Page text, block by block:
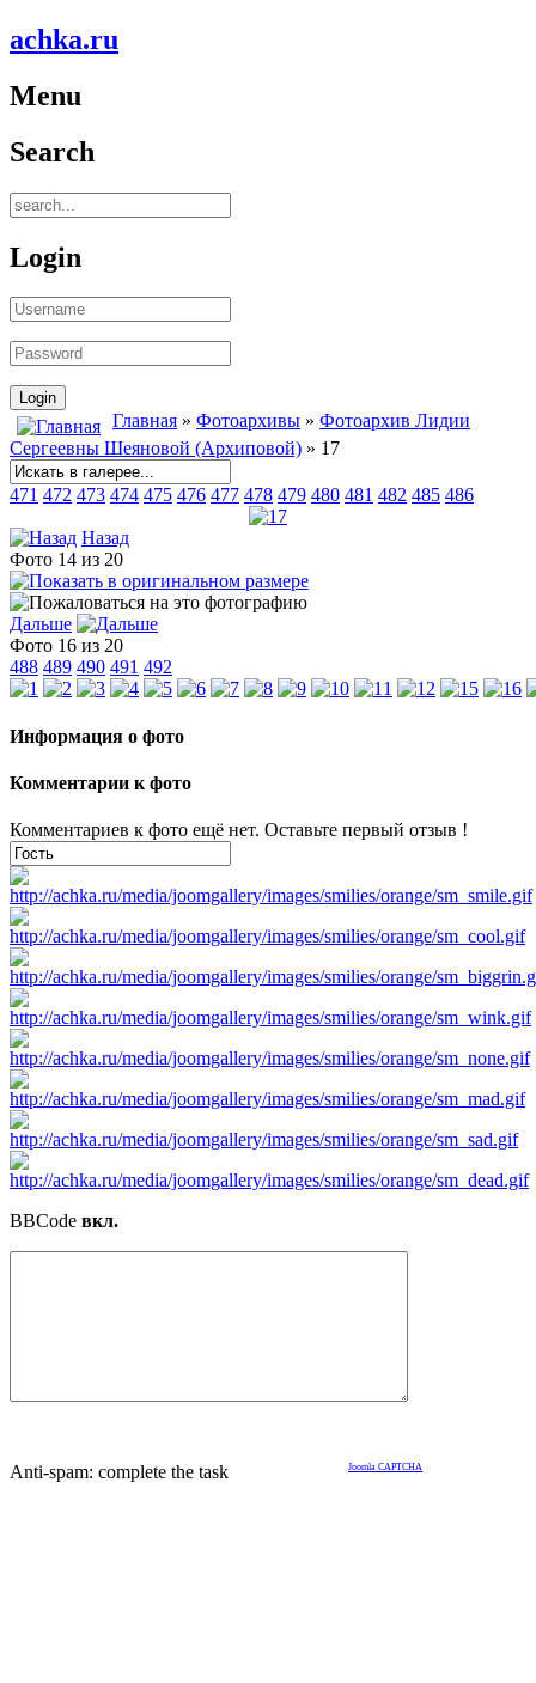
achka.ru
Menu
Search
Login
Главная » Фотоархивы » Фотоархив Лидии
Сергеевны Шеяновой (Архиповой) » 17
471 472 473 474 475 476 477 478 479 480 481 482 485 486
Назад
Фото 14 из 20
Дальше
Фото 16 из 20
488 489 490 491 492
Информация о фото
Комментарии к фото
Комментариев к фото ещё нет. Оставьте первый отзыв !
BBCode вкл.
Anti-spam: complete the task Joomla CAPTCHA